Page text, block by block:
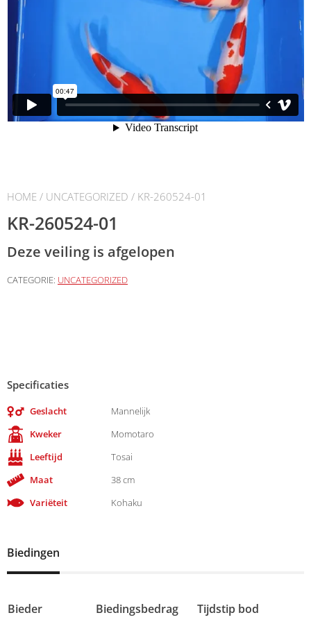
HOME / UNCATEGORIZED / KR-260524-01
KR-260524-01
Deze veiling is afgelopen
CATEGORIE: UNCATEGORIZED
Specificaties
Geslacht
Mannelijk
Kweker
Momotaro
Leeftijd
Tosai
Maat
38 cm
Variëteit
Kohaku
Biedingen
Bieder Biedingsbedrag Tijdstip bod